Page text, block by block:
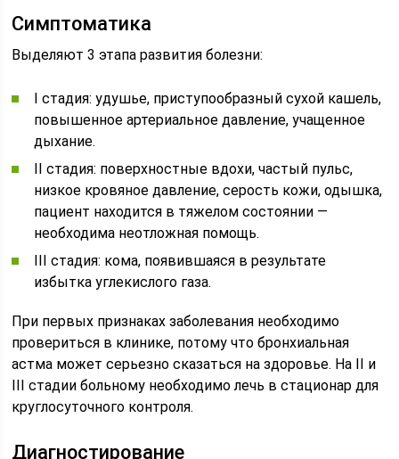
Симптоматика
Выделяют 3 этапа развития болезни:
I стадия: удушье, приступообразный сухой кашель,
повышенное артериальное давление, учащенное
дыхание.
II стадия: поверхностные вдохи, частый пульс,
низкое кровяное давление, серость кожи, одышка,
пациент находится в тяжелом состоянии —
необходима неотложная помощь.
III стадия: кома, появившаяся в результате
избытка углекислого газа.
При первых признаках заболевания необходимо
провериться в клинике, потому что бронхиальная
астма может серьезно сказаться на здоровье. На II и
III стадии больному необходимо лечь в стационар для
круглосуточного контроля.
Диагностирование